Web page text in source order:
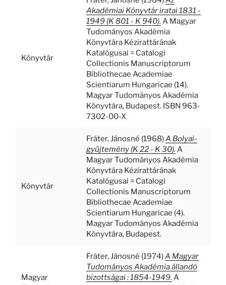
Könyvtár
Akadémiai Könyvtár iratai 1831 -
1949 (K 801 - K 940). A Magyar
Tudományos Akadémia
Könyvtára Kézirattárának
Katalógusai = Catalogi
Collectionis Manuscriptorum
Bibliothecae Academiae
Scientiarum Hungaricae (14).
Magyar Tudományos Akadémia
Könyvtára, Budapest. ISBN 963-
7302-00-X
Könyvtár
Fráter, Jánosné (1968)A Bolyai-
gyűjtemény (K 22 - K 30). A
Magyar Tudományos Akadémia
Könyvtára Kézirattárának
Katalógusai = Catalogi
Collectionis Manuscriptorum
Bibliothecae Academiae
Scientiarum Hungaricae (4).
Magyar Tudományos Akadémia
Könyvtára, Budapest.
Magyar
Fráter, Jánosné (1974)A Magyar
Tudományos Akadémia állandó
bizottságai : 1854-1949. A